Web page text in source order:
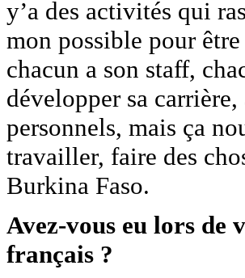
y’a des activités qui
mon possible pour
chacun a son staff,
développer sa
personnels, mais ça
travailler, faire des
Burkina Faso.
Avez-vous eu lors de
français ?